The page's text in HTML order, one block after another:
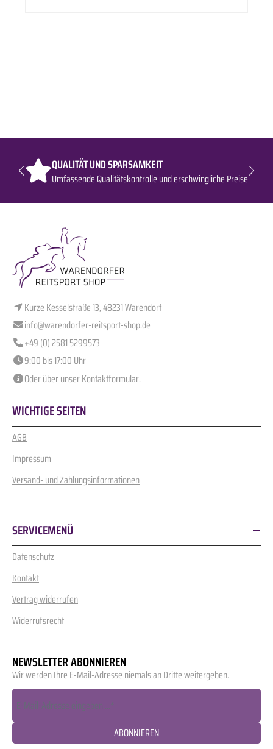
QUALITÄT UND SPARSAMKEIT
Umfassende Qualitätskontrolle und erschwingliche Preise
Kurze Kesselstraße 13, 48231 Warendorf
info@warendorfer-reitsport-shop.de
+49 (0) 2581 5299573
9:00 bis 17:00 Uhr
Oder über unserKontaktformular.
WICHTIGE SEITEN
AGB
Impressum
Versand- und Zahlungsinformationen
SERVICEMENÜ
Datenschutz
Kontakt
Vertrag widerrufen
Widerrufsrecht
NEWSLETTER ABONNIEREN
Wir werden Ihre E-Mail-Adresse niemals an Dritte weitergeben.
ABONNIEREN